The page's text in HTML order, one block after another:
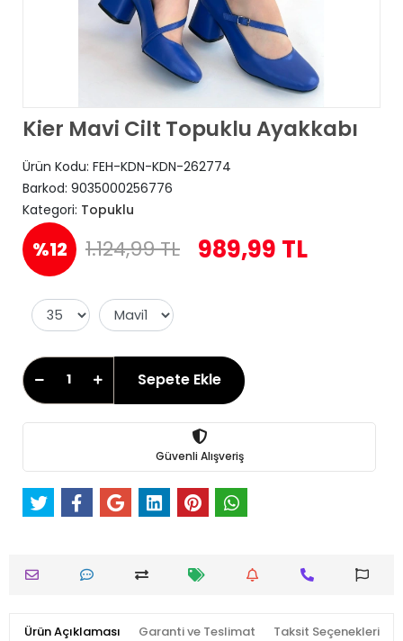
Kier Mavi Cilt Topuklu Ayakkabı
Ürün Kodu: FEH-KDN-KDN-262774
Barkod: 9035000256776
Kategori: Topuklu
%12 1.124,99 TL 989,99 TL
Sepete Ekle
Güvenli Alışveriş
Ürün Açıklaması Garanti ve Teslimat Taksit Seçenekleri